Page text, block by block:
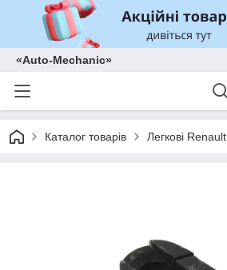
«Auto-Mechanic»
Каталог товарів Легкові Renault